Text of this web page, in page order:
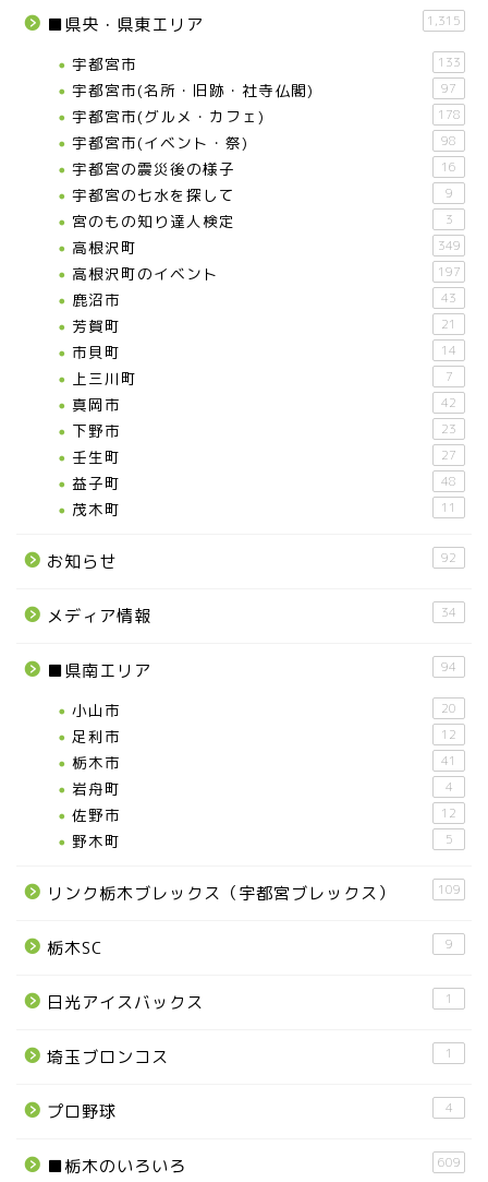
■県央・県東エリア 1,315
宇都宮市 133
宇都宮市(名所・旧跡・社寺仏閣) 97
宇都宮市(グルメ・カフェ) 178
宇都宮市(イベント・祭) 98
宇都宮の震災後の様子 16
宇都宮の七水を探して 9
宮のもの知り達人検定 3
高根沢町 349
高根沢町のイベント 197
鹿沼市 43
芳賀町 21
市貝町 14
上三川町 7
真岡市 42
下野市 23
壬生町 27
益子町 48
茂木町 11
お知らせ 92
メディア情報 34
■県南エリア 94
小山市 20
足利市 12
栃木市 41
岩舟町 4
佐野市 12
野木町 5
リンク栃木ブレックス（宇都宮ブレックス） 109
栃木SC 9
日光アイスバックス 1
埼玉ブロンコス 1
プロ野球 4
■栃木のいろいろ 609